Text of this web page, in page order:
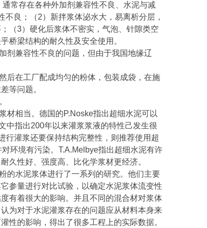
常存在各种外加剂兼容性不良、水泥与减
良；（2）新拌浆体泌水大，易离析分层，
（3）硬化后浆体不密实，气泡、针隙类空
桥梁结构的耐久性及安全使用。
剂兼容性不良的问题，但由于我国地缘辽
后在工厂配成均匀的粉体，包装成袋，在施
等问题。
材相当。德国的P.Noske指出超细水泥可以
中指出200年以来灌浆浆液的特性己发生很
行灌浆还要保持结构完整性，则推荐使用超
环境有污染。T.A.Melbye指出超细水泥有许
久性好、强度高、比化学浆材更经济。
的水泥浆体进行了一系列的研究。他们主要
参量进行对比试验，以确定水泥浆体流变性
有着很大的影响。并且不同的混合材对浆体
为对于水泥灌浆存在的问题应从材料本身来
性的影响，得出了很多工程上的实际数据。